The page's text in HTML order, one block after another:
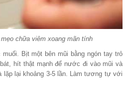
chữa viêm xoang mãn tính
Bịt một bên mũi bằng ngón tay trỏ
hít thật mạnh để nước đi vào mũi và
lặp lại khoảng 3-5 lần. Làm tương tự với